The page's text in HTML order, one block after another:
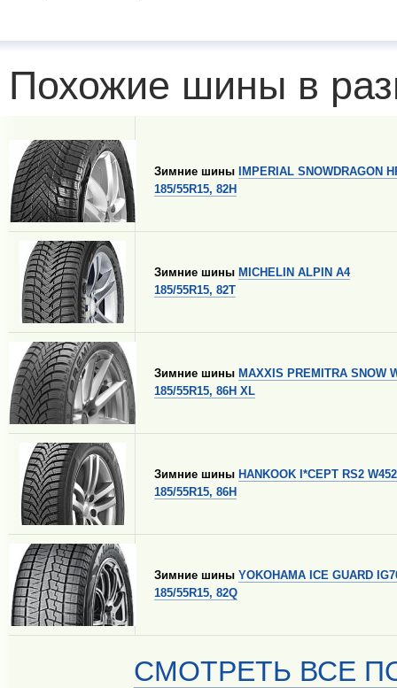
Похожие шины в
Зимние шины
IMPERIAL SNOWDRAGON
185/55R15, 82H
Зимние шины MICHELIN ALPIN A4
185/55R15, 82T
Зимние шины MAXXIS PREMITRA SNOW
185/55R15, 86H XL
Зимние шины HANKOOK I*CEPT RS2 W452
185/55R15, 86H
Зимние шины YOKOHAMA ICE GUARD
185/55R15, 82Q
СМОТРЕТЬ ВСЕ